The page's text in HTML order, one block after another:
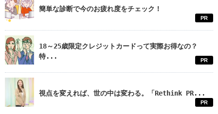
簡単な診断で今のお疲れ度をチェック！
PR
18～25歳限定クレジットカードって実際お得なの？
特...
PR
視点を変えれば、世の中は変わる。「Rethink PR...
PR